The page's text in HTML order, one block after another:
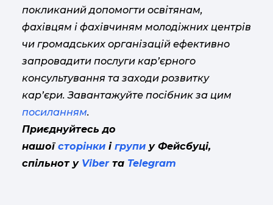
покликаний допомогти освітянам,
фахівцям і фахівчиням молодіжних центрів
чи громадських організацій ефективно
запровадити послуги кар’єрного
консультування та заходи розвитку
кар’єри. Завантажуйте посібник за цим
посиланням.
Приєднуйтесь до
нашоїсторінки ігрупи у Фейсбуці,
спільнот уViberта Telegram